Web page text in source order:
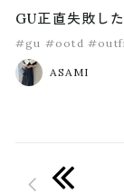
GU正直失敗し
#gu #ootd
ASAMI